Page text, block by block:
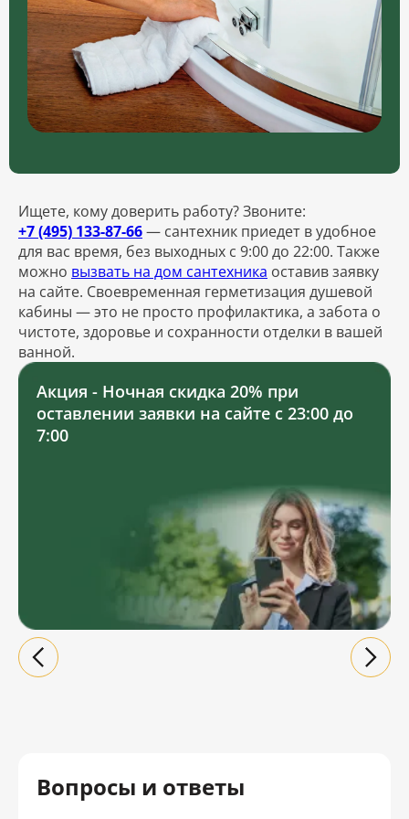
Ищете, кому доверить работу? Звоните:
+7 (495) 133-87-66— сантехник приедет в удобное
для вас время, без выходных с 9:00 до 22:00. Также
можно вызвать на дом сантехника оставив заявку
на сайте. Своевременная герметизация душевой
кабины — это не просто профилактика, а забота о
чистоте, здоровье и сохранности отделки в вашей
ванной.
Вопросы и ответы
Акция - Ночная скидка 20% при
оставлении заявки на сайте с 23:00 до
7:00